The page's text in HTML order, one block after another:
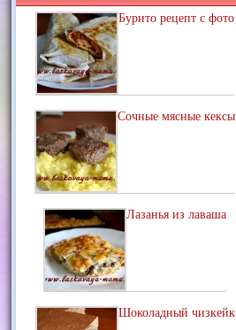
Бурито рецепт с фото
Сочные мясные кексы
Лазанья из лаваша
Шоколадный чизкейк